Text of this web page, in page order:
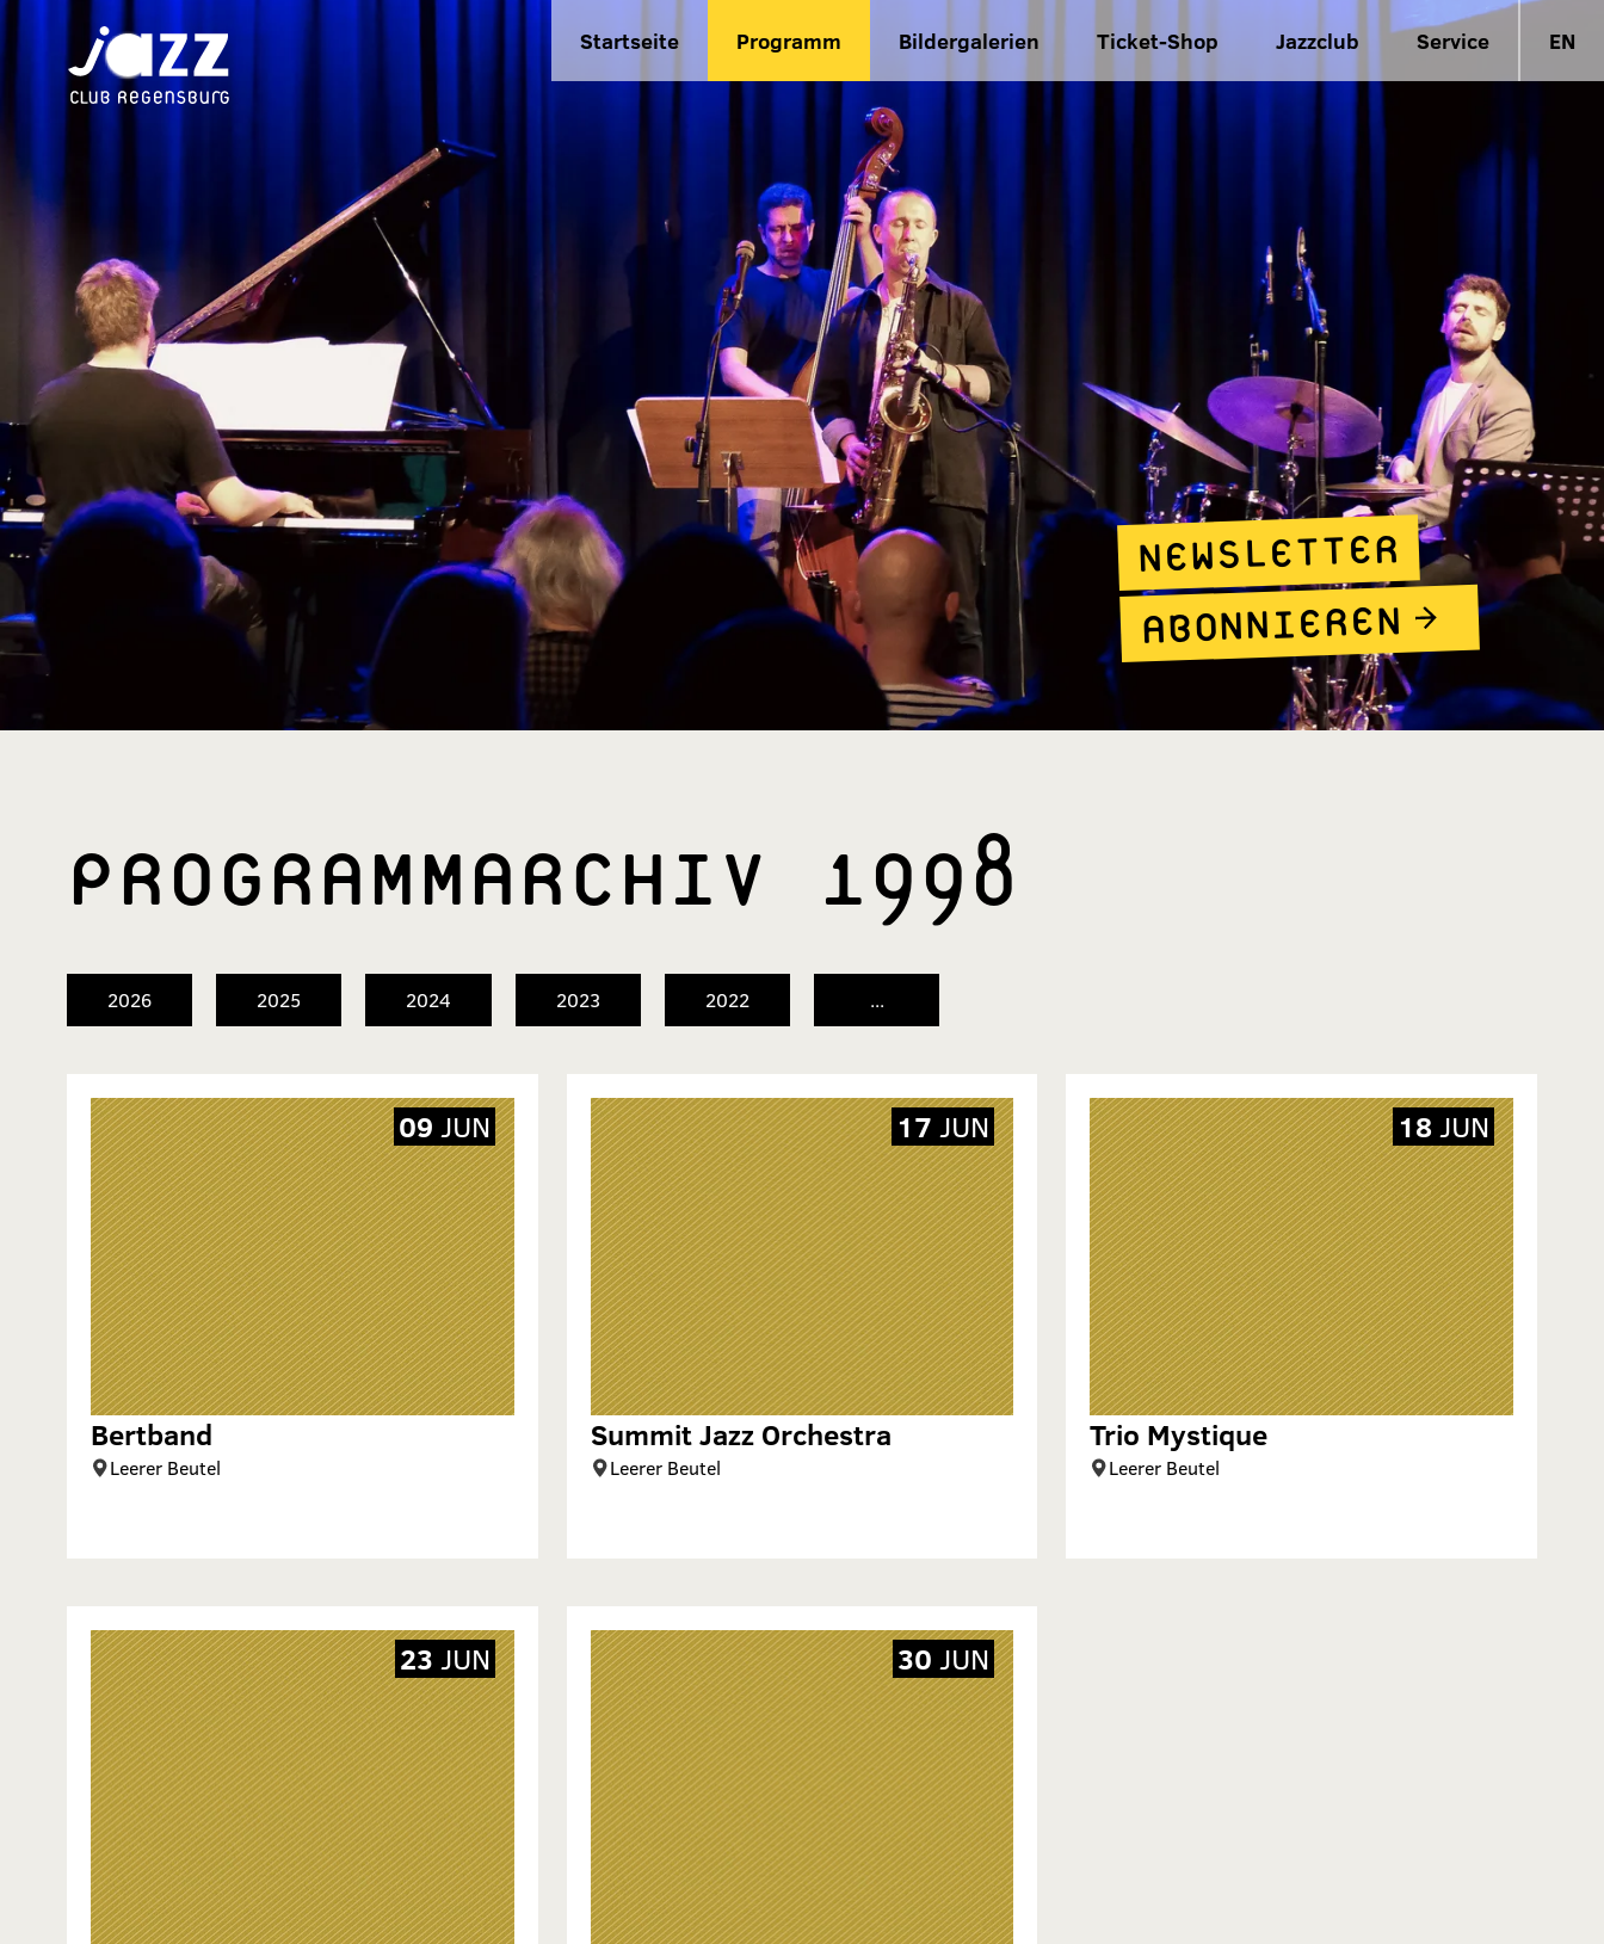
Startseite Programm Bildergalerien Ticket-Shop Jazzclub Service EN
NEWSLETTER
ABONNIEREN
PROGRAMM­ARCHIV 1998
2026 2025 2024 2023 2022 ...
Bertband
Leerer Beutel
09 JUN
Summit Jazz Orchestra
Leerer Beutel
17JUN
Trio Mystique
Leerer Beutel
18 JUN
23 JUN 30JUN